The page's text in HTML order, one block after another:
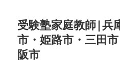
受験塾家庭教師|兵
市・姫路市・三田
阪市